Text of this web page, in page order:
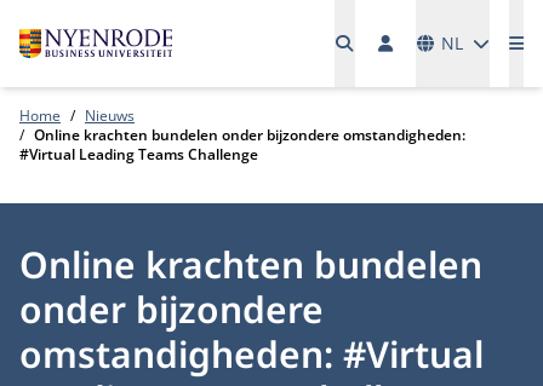
NL
Home
Nieuws
Online krachten bundelen onder bijzondere omstandigheden:
#Virtual Leading Teams Challenge
Online krachten bundelen
onder bijzondere
omstandigheden: #Virtual